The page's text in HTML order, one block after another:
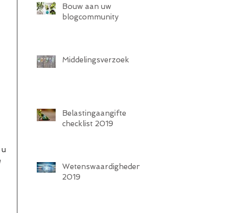
Bouw aan uw
blogcommunity
Middelingsverzoek
Belastingaangifte
checklist 2019
Wetenswaardigheden
2019